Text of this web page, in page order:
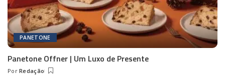
PANETONE
Panetone Offner | Um Luxo de Presente
Posted
Por Redação